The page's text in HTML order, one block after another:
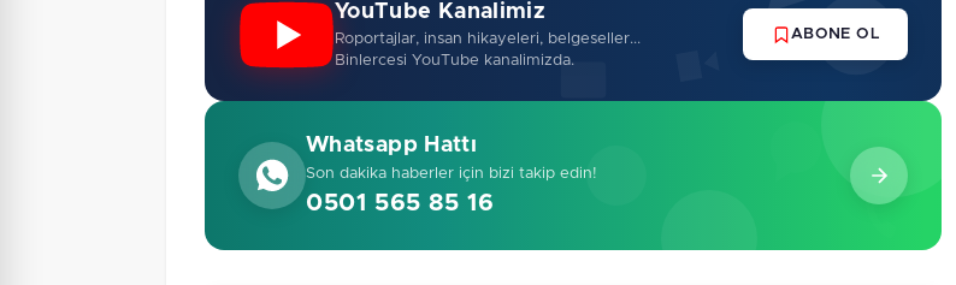
YouTube Kanalimiz
Roportajlar, insan hikayeleri, belgeseller...
Binlercesi YouTube kanalimizda.
ABONE OL
Whatsapp Hattı
Son dakika haberler için bizi takip edin!
0501 565 85 16